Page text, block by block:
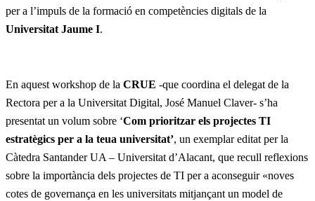
per a l’impuls de la formació en competències digitals de la
Universitat Jaume I.
En aquest workshop de la CRUE -que coordina el delegat de la
Rectora per a la Universitat Digital, José Manuel Claver- s’ha
presentat un volum sobre ‘Com prioritzar els projectes TI
estratègics per a la teua universitat’, un exemplar editat per la
Càtedra Santander UA – Universitat d’Alacant, que recull reflexions
sobre la importància dels projectes de TI per a aconseguir «noves
cotes de governança en les universitats mitjançant un model de